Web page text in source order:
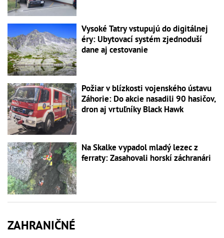
Vysoké Tatry vstupujú do digitálnej
éry: Ubytovací systém zjednoduší
dane aj cestovanie
Požiar v blízkosti vojenského ústavu
Záhorie: Do akcie nasadili 90 hasičov,
dron aj vrtuľníky Black Hawk
Na Skalke vypadol mladý lezec z
ferraty: Zasahovali horskí záchranári
ZAHRANIČNÉ